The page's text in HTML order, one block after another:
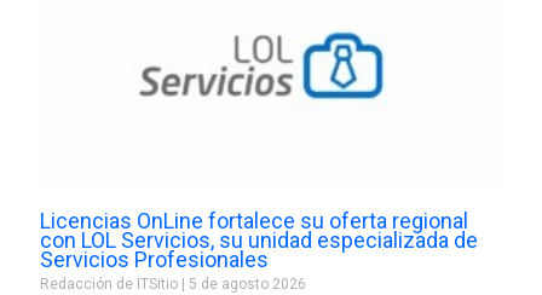
Licencias OnLine fortalece su oferta regional
con LOL Servicios, su unidad especializada de
Servicios Profesionales
Redacción de ITSitio 5 de agosto 2026